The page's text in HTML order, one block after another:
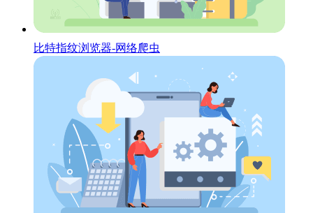
比特指纹浏览器-网络爬虫